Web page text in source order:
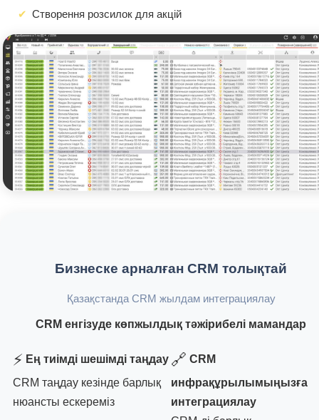
Створення розсилок для акцій
Бизнеске арналған CRM толықтай
Қазақстанда CRM жылдам интеграциялау
CRM енгізуде көпжылдық тәжірибелі мамандар
⚡ Ең тиімді шешімді таңдау
CRM таңдау кезінде барлық
нюансты ескереміз
🔗 CRM
инфрақұрылымыңызға
интеграциялау